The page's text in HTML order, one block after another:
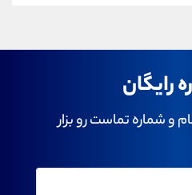
رایگان
و شماره تماست رو بزار